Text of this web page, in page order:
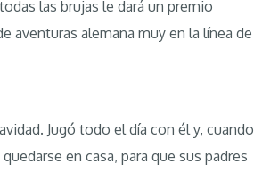
las brujas le dará un premio
aventuras alemana muy en la línea de
Jugó todo el día con él y, cuando
en casa, para que sus padres